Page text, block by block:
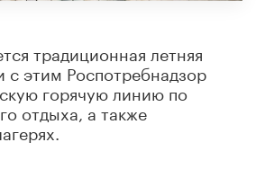
традиционная летняя
с этим Роспотребнадзор
горячую линию по
отдыха, а также